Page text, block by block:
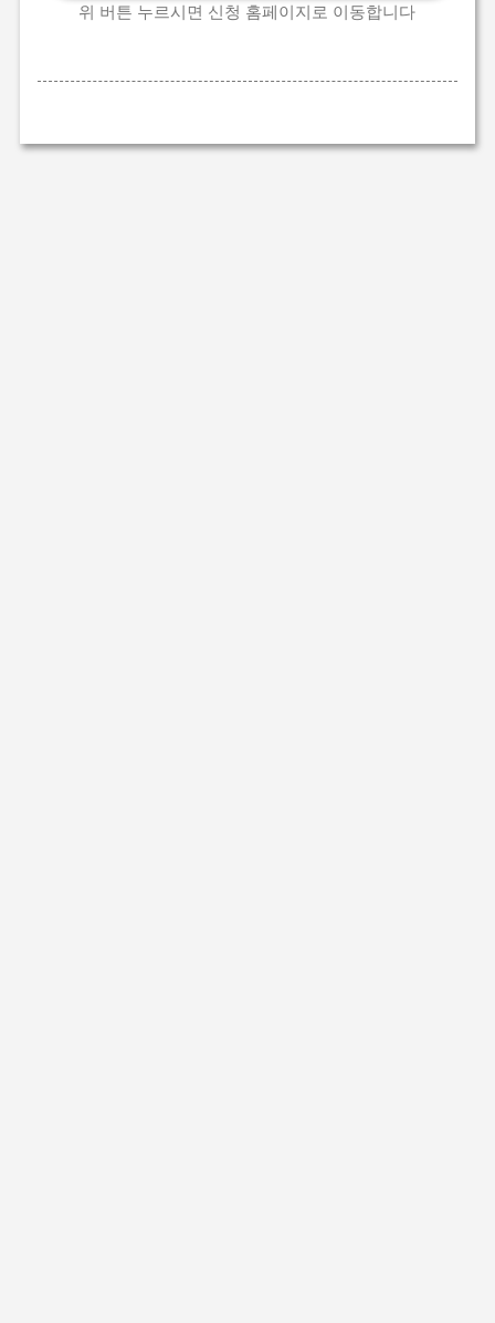
위 버튼 누르시면 신청 홈페이지로 이동합니다